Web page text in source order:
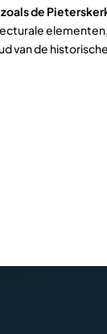
de
van de